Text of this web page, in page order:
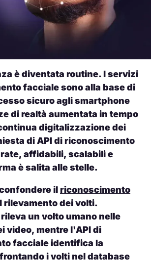
è diventata routine. I servizi
facciale sono alla base di
sicuro agli smartphone
di realtà aumentata in tempo
digitalizzazione dei
di API di riconoscimento
affidabili, scalabili e
è salita alle stelle.
ilriconoscimento
rilevamento dei volti.
un volto umano nelle
video, mentre l'API di
facciale identifica la
i volti nel database